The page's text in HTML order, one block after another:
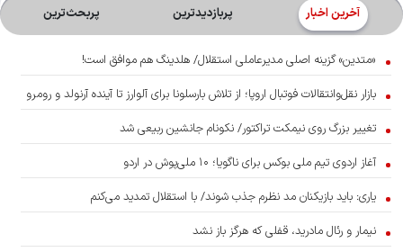
آخرین اخبار پربازدیدترین پربحث‌ترین‌
«متدین» گزینه اصلی مدیرعاملی استقلال/ هلدینگ هم موافق است!
بازار نقل‌وانتقالات فوتبال اروپا؛ از تلاش بارسلونا برای آلوارز تا آینده آرنولد و رومرو
تغییر بزرگ روی نیمکت تراکتور/ نکونام جانشین ربیعی شد
آغاز اردوی تیم ملی بوکس برای ناگویا؛ ۱۰ ملی‌پوش در اردو
یاری: باید بازیکنان مد نظرم جذب شوند/ با استقلال تمدید می‌کنم
نیمار و رئال مادرید، قفلی که هرگز باز نشد